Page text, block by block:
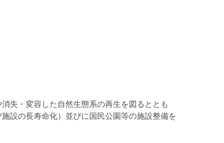
失・変容した自然生態系の再生を図るととも
設の長寿命化）並びに国民公園等の施設整備を